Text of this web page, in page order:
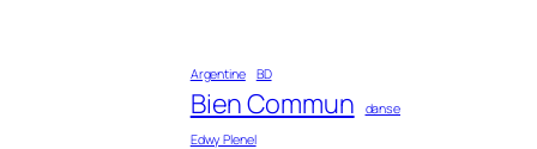
Argentine BD
Bien Commun
danse
Edwy Plenel